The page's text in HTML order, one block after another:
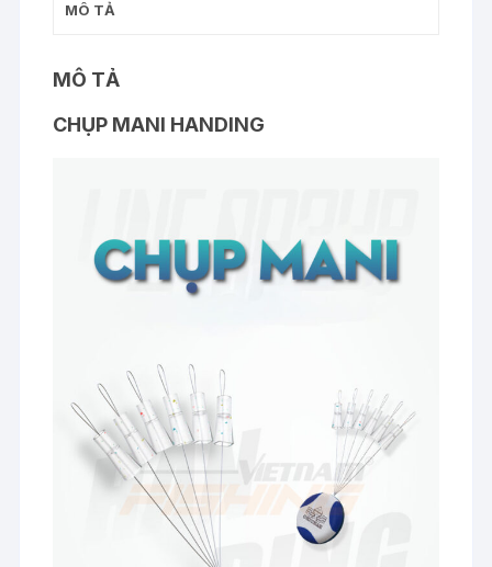
MÔ TẢ
MÔ TẢ
CHỤP MANI HANDING